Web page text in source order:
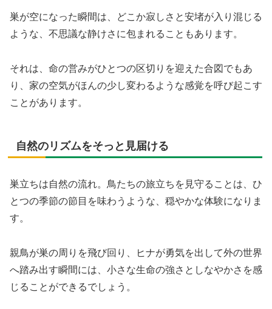
巣が空になった瞬間は、どこか寂しさと安堵が入り混じる
ような、不思議な静けさに包まれることもあります。
それは、命の営みがひとつの区切りを迎えた合図でもあ
り、家の空気がほんの少し変わるような感覚を呼び起こす
ことがあります。
自然のリズムをそっと見届ける
巣立ちは自然の流れ。鳥たちの旅立ちを見守ることは、ひ
とつの季節の節目を味わうような、穏やかな体験になりま
す。
親鳥が巣の周りを飛び回り、ヒナが勇気を出して外の世界
へ踏み出す瞬間には、小さな生命の強さとしなやかさを感
じることができるでしょう。